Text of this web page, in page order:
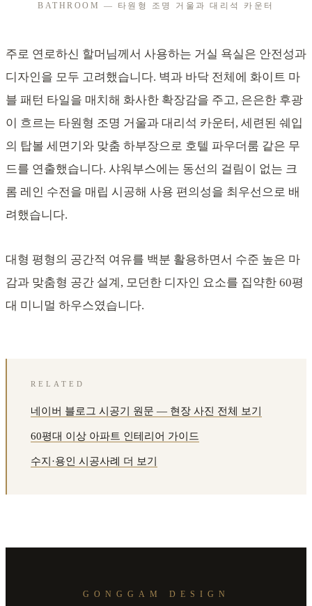
BATHROOM — 타원형 조명 거울과 대리석 카운터
주로 연로하신 할머님께서 사용하는 거실 욕실은 안전성과
디자인을 모두 고려했습니다. 벽과 바닥 전체에 화이트 마
블 패턴 타일을 매치해 화사한 확장감을 주고, 은은한 후광
이 흐르는 타원형 조명 거울과 대리석 카운터, 세련된 쉐입
의 탑볼 세면기와 맞춤 하부장으로 호텔 파우더룸 같은 무
드를 연출했습니다. 샤워부스에는 동선의 걸림이 없는 크
롬 레인 수전을 매립 시공해 사용 편의성을 최우선으로 배
려했습니다.
대형 평형의 공간적 여유를 백분 활용하면서 수준 높은 마
감과 맞춤형 공간 설계, 모던한 디자인 요소를 집약한 60평
대 미니멀 하우스였습니다.
RELATED
네이버 블로그 시공기 원문 — 현장 사진 전체 보기
60평대 이상 아파트 인테리어 가이드
수지·용인 시공사례 더 보기
GONGGAM DESIGN